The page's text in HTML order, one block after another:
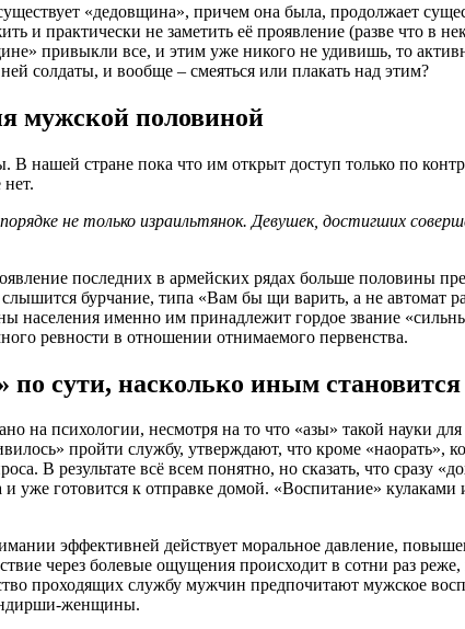
«дедовщина», причем она была, продолжает
и практически не заметить её проявление (разве что в
привыкли все, и этим уже никого не удивишь, то
солдаты, и вообще – смеяться или плакать над этим?
мужской половиной
нашей стране пока что им открыт доступ только по
не только израильтянок. Девушек, достигших
последних в армейских рядах больше половины
бурчание, типа «Вам бы щи варить, а не автомат
населения именно им принадлежит гордое звание
ревности в отношении отнимаемого первенства.
сути, насколько иным становится
психологии, несмотря на то что «азы» такой науки
пройти службу, утверждают, что кроме «наорать»,
В результате всё всем понятно, но сказать, что сразу
уже готовится к отправке домой. «Воспитание»
эффективней действует моральное давление,
через болевые ощущения происходит в сотни раз реже,
проходящих службу мужчин предпочитают мужское
женщины.